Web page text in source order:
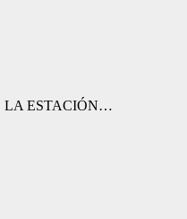
LA ESTACIÓN…